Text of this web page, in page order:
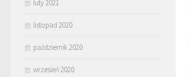
luty 2021
listopad 2020
październik 2020
wrzesień 2020